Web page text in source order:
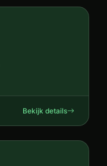
Bekijk details